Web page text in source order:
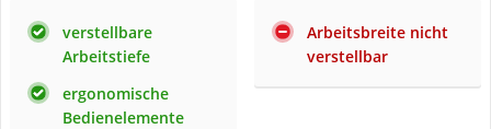
verstellbare
Arbeitstiefe
ergonomische
Bedienelemente
Arbeitsbreite nicht
verstellbar